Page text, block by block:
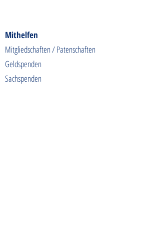
Mithelfen
Mitgliedschaften / Patenschaften
Geldspenden
Sachspenden